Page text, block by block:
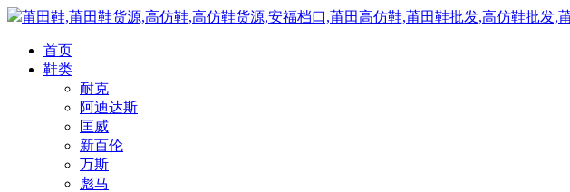
莆田鞋,莆田鞋货源,高仿鞋,高仿鞋货源,安福档口,莆田高仿鞋,莆田鞋批发,高仿鞋批发,
首页
鞋类
耐克
阿迪达斯
匡威
新百伦
万斯
彪马